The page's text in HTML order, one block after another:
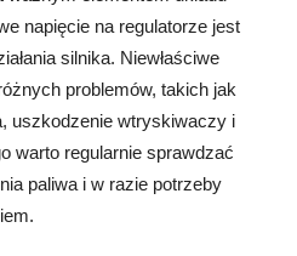
napięcie na regulatorze jest
silnika. Niewłaściwe
problemów, takich jak
uszkodzenie wtryskiwaczy i
warto regularnie sprawdzać
paliwa i w razie potrzeby